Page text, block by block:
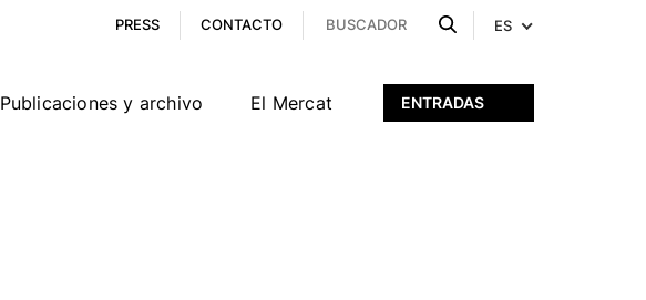
PRESS CONTACTO ES
ENTRADAS
Publicaciones y archivo El Mercat